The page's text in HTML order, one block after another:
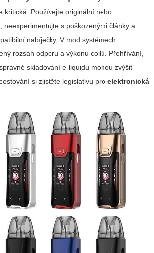
kritická. Používejte originální nebo
neexperimentujte s poškozenými články a
nabíječky. V mod systémech
rozsah odporu a výkonu coilů. Přehřívání,
skladování e‑liquidu mohou zvýšit
si zjistěte legislativu pro elektronická